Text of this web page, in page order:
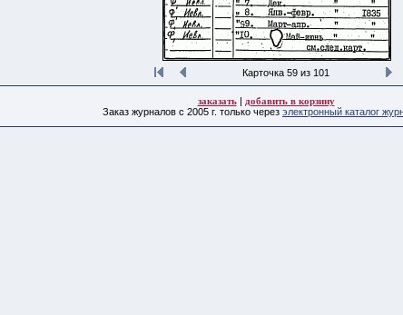
Карточка 59 из 101
заказать| добавить в корзину
Заказ журналов с 2005 г. только через электронный каталог